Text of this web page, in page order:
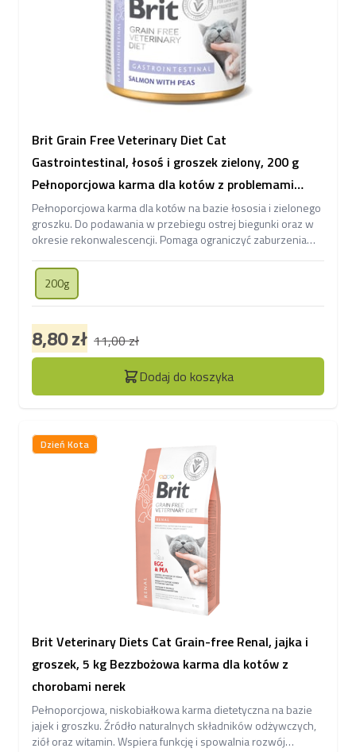
Brit Grain Free Veterinary Diet Cat
Gastrointestinal, łosoś i groszek zielony, 200 g
Pełnoporcjowa karma dla kotów z problemami
gastroenterologicznymi
Pełnoporcjowa karma dla kotów na bazie łososia i zielonego
groszku. Do podawania w przebiegu ostrej biegunki oraz w
okresie rekonwalescencji. Pomaga ograniczyć zaburzenia
200g
8,80 zł 11,00 zł
Dodaj do koszyka
Brit Veterinary Diets Cat Grain-free Renal, jajka i
groszek, 5 kg Bezzbożowa karma dla kotów z
chorobami nerek
Pełnoporcjowa, niskobiałkowa karma dietetyczna na bazie
jajek i groszku. Źródło naturalnych składników odżywczych,
ziół oraz witamin. Wspiera funkcję i spowalnia rozwój
Dzień Kota